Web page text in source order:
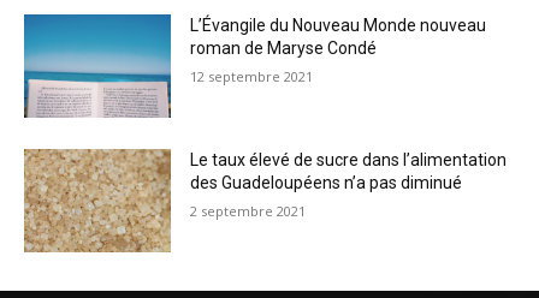
L’Évangile du Nouveau Monde nouveau
roman de Maryse Condé
12 septembre 2021
Le taux élevé de sucre dans l’alimentation
des Guadeloupéens n’a pas diminué
2 septembre 2021